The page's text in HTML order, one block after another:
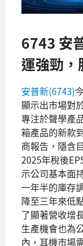
6743 安
運強勁，
安普新(6743)
顯示出市場對
專注於聲學產
箱產品的新款
商報告，隱含
2025年稅後
示公司基本面
一年半的庫存
降至三年來低
了顯著營收增
生產機會也為
內，耳機市場